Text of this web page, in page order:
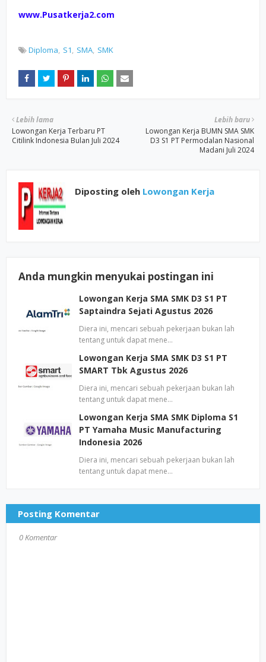
www.Pusatkerja2.com
Diploma S1 SMA SMK
Lebih baru
Lowongan Kerja BUMN SMA SMK
D3 S1 PT Permodalan Nasional
Madani Juli 2024
Lebih lama
Lowongan Kerja Terbaru PT
Citilink Indonesia Bulan Juli 2024
Diposting oleh Lowongan Kerja
Anda mungkin menyukai postingan ini
Lowongan Kerja SMA SMK D3 S1 PT
Saptaindra Sejati Agustus 2026
Diera ini, mencari sebuah pekerjaan bukan lah
tentang untuk dapat mene…
Lowongan Kerja SMA SMK D3 S1 PT
SMART Tbk Agustus 2026
Diera ini, mencari sebuah pekerjaan bukan lah
tentang untuk dapat mene…
Lowongan Kerja SMA SMK Diploma S1
PT Yamaha Music Manufacturing
Indonesia 2026
Diera ini, mencari sebuah pekerjaan bukan lah
tentang untuk dapat mene…
Posting Komentar
0 Komentar